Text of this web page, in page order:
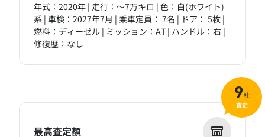
年式：2020年 | 走行：～7万キロ | 色：白(ホワイト)
系 | 車検：2027年7月 | 乗車定員： 7名 | ドア： 5枚 |
燃料：ディーゼル | ミッション：AT | ハンドル：右 |
修復歴：なし
最高査定額
9社
査定